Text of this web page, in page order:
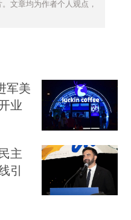
文章均为作者个人观点，
军美
业
主
引